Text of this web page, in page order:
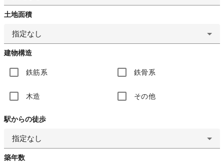
土地面積
指定なし
建物構造
鉄筋系 鉄骨系
木造 その他
駅からの徒歩
指定なし
築年数